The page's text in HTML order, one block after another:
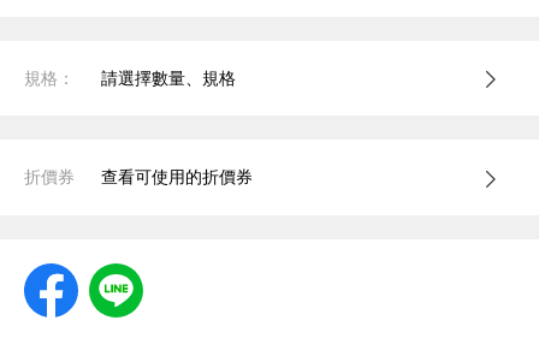
規格： 請選擇數量、規格
折價券 查看可使用的折價券